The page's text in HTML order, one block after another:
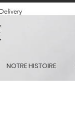
NOTRE HISTOIRE